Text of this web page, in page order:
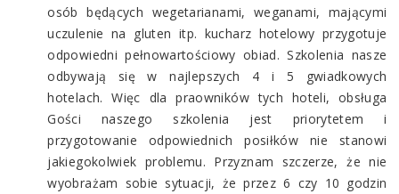
osób będących wegetarianami, weganami, mającymi
uczulenie na gluten itp. kucharz hotelowy przygotuje
odpowiedni pełnowartościowy obiad. Szkolenia nasze
odbywają się w najlepszych 4 i 5 gwiadkowych
hotelach. Więc dla praowników tych hoteli, obsługa
Gości naszego szkolenia jest priorytetem i
przygotowanie odpowiednich posiłków nie stanowi
jakiegokolwiek problemu. Przyznam szczerze, że nie
wyobrażam sobie sytuacji, że przez 6 czy 10 godzin